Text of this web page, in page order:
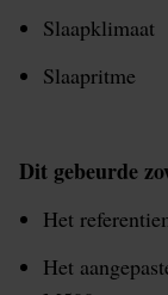
Slaapklimaat
Slaapritme
Dit gebeurde
Het
Het